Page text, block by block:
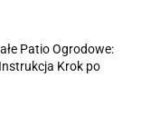
Patio Ogrodowe:
Krok po